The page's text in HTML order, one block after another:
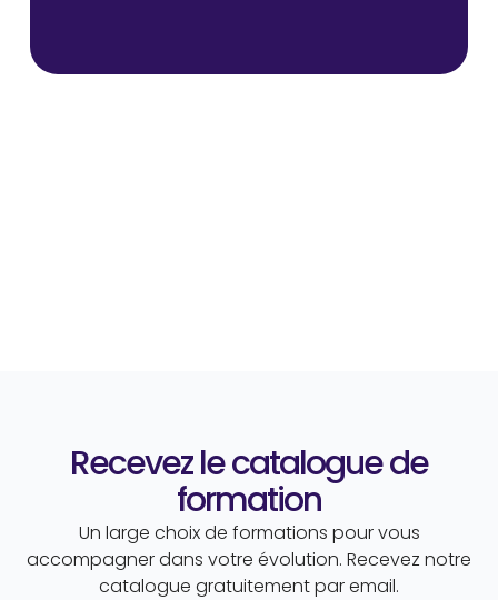
Recevez le catalogue de
formation
Un large choix de formations pour vous
accompagner dans votre évolution. Recevez notre
catalogue gratuitement par email.